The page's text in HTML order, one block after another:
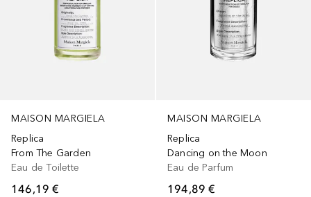
MAISON MARGIELA
Replica
From The Garden
Eau de Toilette
146,19 €
MAISON MARGIELA
Replica
Dancing on the Moon
Eau de Parfum
194,89 €